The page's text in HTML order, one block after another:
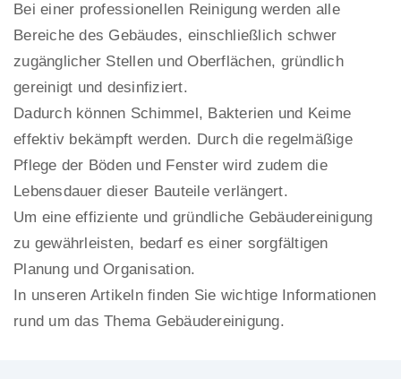
Bei einer professionellen Reinigung werden alle
Bereiche des Gebäudes, einschließlich schwer
zugänglicher Stellen und Oberflächen, gründlich
gereinigt und desinfiziert.
Dadurch können Schimmel, Bakterien und Keime
effektiv bekämpft werden. Durch die regelmäßige
Pflege der Böden und Fenster wird zudem die
Lebensdauer dieser Bauteile verlängert.
Um eine effiziente und gründliche Gebäudereinigung
zu gewährleisten, bedarf es einer sorgfältigen
Planung und Organisation.
In unseren Artikeln finden Sie wichtige Informationen
rund um das Thema Gebäudereinigung.